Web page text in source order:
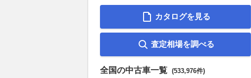
カタログを見る
査定相場を調べる
全国の中古車一覧 (533,976件)